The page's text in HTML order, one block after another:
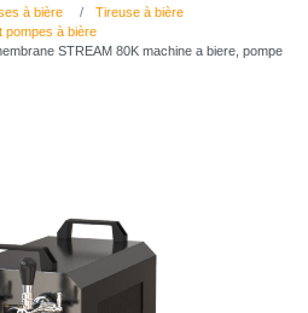
à bière
Tireuse à bière
pompes à bière
STREAM 80K machine a biere, pompe